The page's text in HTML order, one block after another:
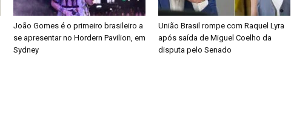
João Gomes é o primeiro brasileiro a
se apresentar no Hordern Pavilion, em
Sydney
União Brasil rompe com Raquel Lyra
após saída de Miguel Coelho da
disputa pelo Senado